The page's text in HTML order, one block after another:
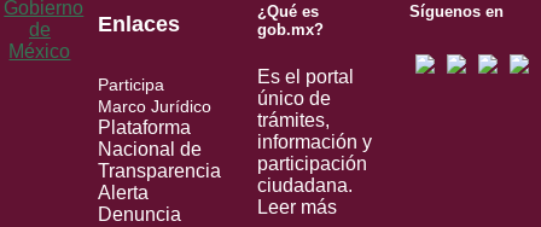
Enlaces
Participa
Marco Jurídico
Plataforma
Nacional de
Transparencia
Alerta
Denuncia
¿Qué es
gob.mx?
Es el portal
único de
trámites,
información y
participación
ciudadana.
Leer más
Síguenos en